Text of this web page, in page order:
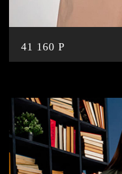
41 160 P